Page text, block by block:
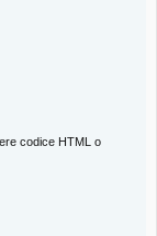
codice HTML o